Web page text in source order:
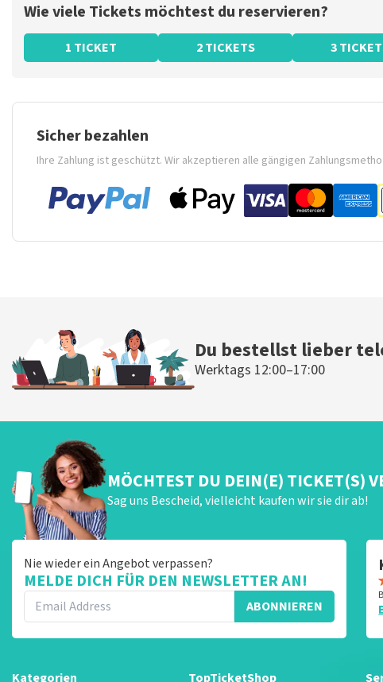
Wie viele Tickets möchtest du reservieren?
1 TICKET 2 TICKETS 3
Sicher bezahlen
Ihre Zahlung ist geschützt. Wir akzeptieren alle gängigen
Du bestellst lieber
Werktags 12:00–17:00
MÖCHTEST DU DEIN(E) TICKET(S)
Sag uns Bescheid, vielleicht kaufen wir sie dir ab!
Nie wieder ein Angebot verpassen?
MELDE DICH FÜR DEN NEWSLETTER AN!
ABONNIEREN
Kategorien TopTicketShop